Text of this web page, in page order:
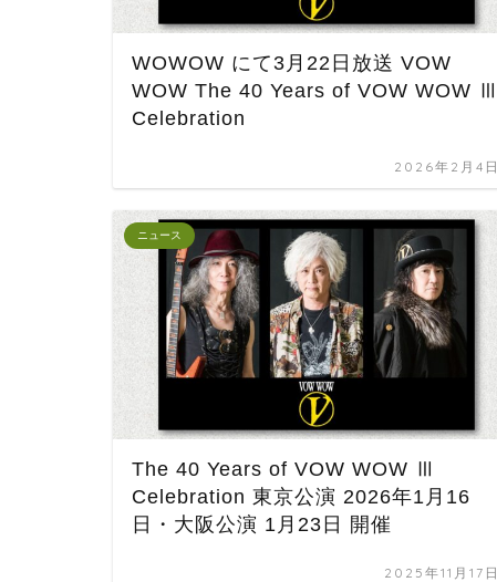
WOWOW にて3月22日放送 VOW
WOW The 40 Years of VOW WOW Ⅲ
Celebration
2026年2月4日
ニュース
The 40 Years of VOW WOW Ⅲ
Celebration 東京公演 2026年1月16
日・大阪公演 1月23日 開催
2025年11月17日